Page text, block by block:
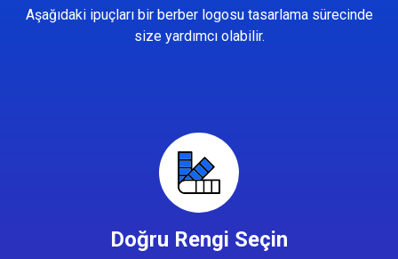
Aşağıdaki ipuçları bir berber logosu tasarlama sürecinde
size yardımcı olabilir.
Doğru Rengi Seçin